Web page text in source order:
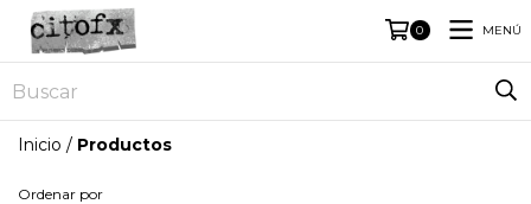
0 MENÚ
Inicio / Productos
Ordenar por